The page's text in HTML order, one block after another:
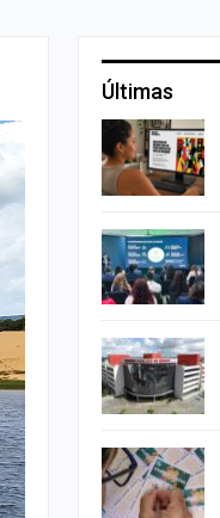
Últimas
Bairro
do
Novo